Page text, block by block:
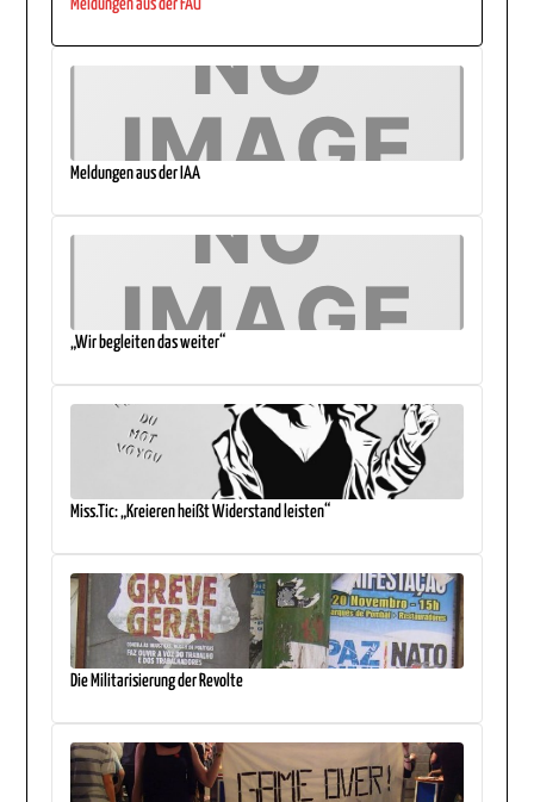
Meldungen aus der FAU
Meldungen aus der IAA
„Wir begleiten das weiter“
Miss.Tic: „Kreieren heißt Widerstand leisten“
Die Militarisierung der Revolte